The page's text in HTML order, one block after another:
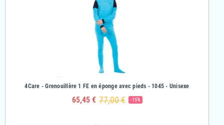
4Care - Grenouillère 1 FE en éponge avec pieds - 1045 - Unisexe
65,45 € 77,00 € -15%